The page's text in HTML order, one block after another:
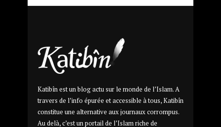
Katibîn est un blog actu sur le monde de l’Islam. A
travers de l’info épurée et accessible à tous, Katibîn
constitue une alternative aux journaux corrompus.
Au delà, c’est un portail de l’Islam riche de